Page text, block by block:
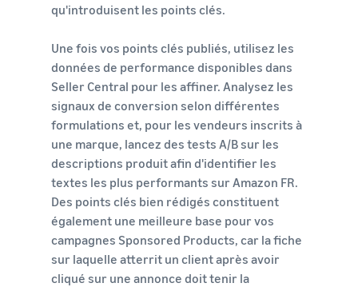
qu'introduisent les points clés.
Une fois vos points clés publiés, utilisez les
données de performance disponibles dans
Seller Central pour les affiner. Analysez les
signaux de conversion selon différentes
formulations et, pour les vendeurs inscrits à
une marque, lancez des tests A/B sur les
descriptions produit afin d'identifier les
textes les plus performants sur Amazon FR.
Des points clés bien rédigés constituent
également une meilleure base pour vos
campagnes Sponsored Products, car la fiche
sur laquelle atterrit un client après avoir
cliqué sur une annonce doit tenir la